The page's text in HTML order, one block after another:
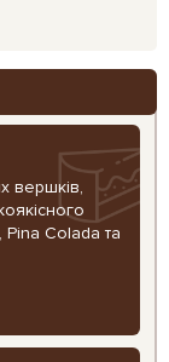
вершків,
Colada та